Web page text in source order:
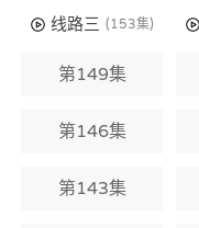
线路三 (153集)
第149集
第146集
第143集